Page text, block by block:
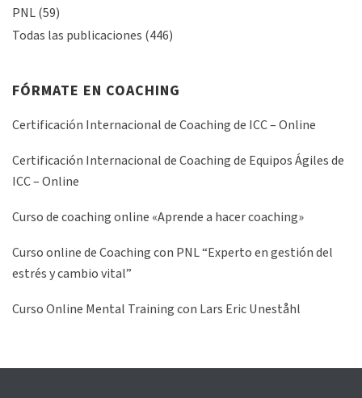
PNL(59)
Todas las publicaciones (446)
FÓRMATE EN COACHING
Certificación Internacional de Coaching de ICC – Online
Certificación Internacional de Coaching de Equipos Ágiles de
ICC – Online
Curso de coaching online «Aprende a hacer coaching»
Curso online de Coaching con PNL “Experto en gestión del
estrés y cambio vital”
Curso Online Mental Training con Lars Eric Uneståhl